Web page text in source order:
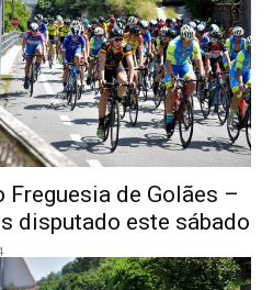
de Golães –
disputado este sábado